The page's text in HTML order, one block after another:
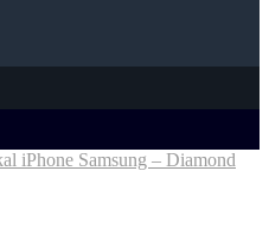
iPhone Samsung – Diamond